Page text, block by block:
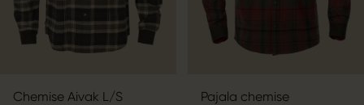
Chemise Aivak L/S Pajala chemise